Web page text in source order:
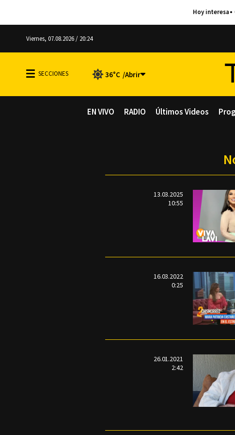
Viernes, 07.08.2026 / 20:24
36°C
EN VIVO RADIO Últimos Videos
13.03.2025
10:55
16.03.2022
0:25
26.01.2021
2:42